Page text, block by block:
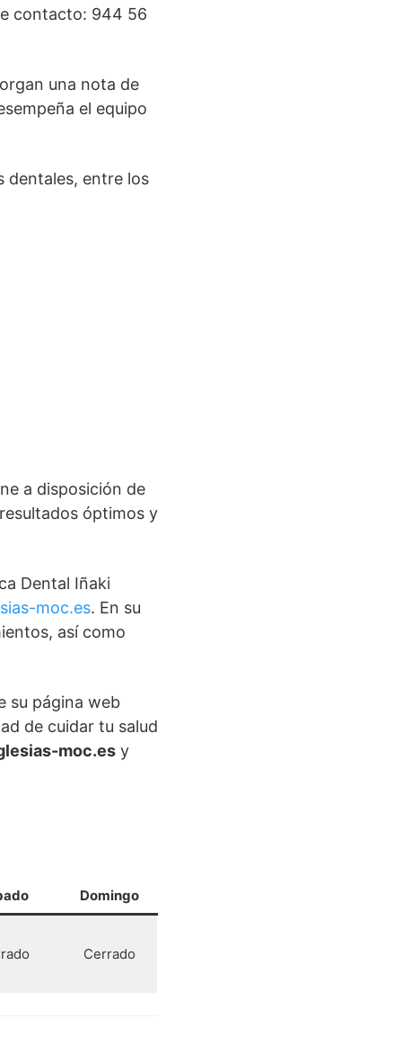
contacto: 944 56
una nota de
el equipo
dentales, entre los
a disposición de
óptimos y
Dental Iñaki
moc.es. En su
así como
su página web
de cuidar tu salud
moc.es y
Domingo
Cerrado